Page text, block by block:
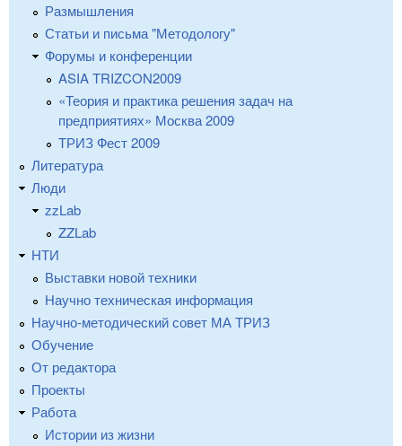
Размышления
Статьи и письма "Методологу"
Форумы и конференции
ASIA TRIZCON2009
«Теория и практика решения задач на
предприятиях» Москва 2009
ТРИЗ Фест 2009
Литература
Люди
zzLab
ZZLab
НТИ
Выставки новой техники
Научно техническая информация
Научно-методический совет МА ТРИЗ
Обучение
От редактора
Проекты
Работа
Истории из жизни